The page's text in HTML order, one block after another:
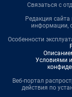
Связаться с
Редакция сайта
информации,
Особенности
Условиями
Веб-портал
действия по